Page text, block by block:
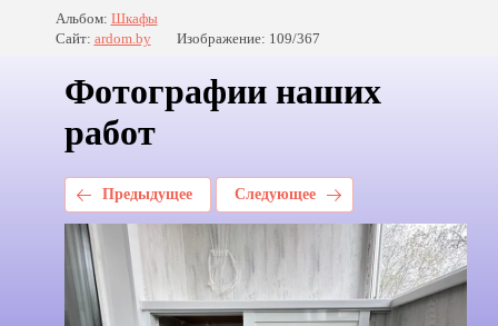
Альбом: Шкафы
Сайт: ardom.by Изображение: 109/367
Фотографии наших
работ
Предыдущее Следующее